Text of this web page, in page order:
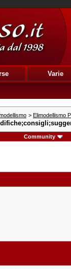
Varie
> Elimodellismo
Community